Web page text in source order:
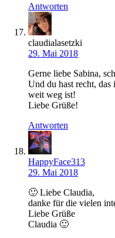
Antworten
claudialasetzki
29. Mai 2018
Gerne liebe Sabina,
Und du hast recht, das
weit weg ist!
Liebe Grüße!
Antworten
HappyFace313
29. Mai 2018
🙂 Liebe Claudia,
danke für die vielen
Liebe Grüße
Claudia 🙂